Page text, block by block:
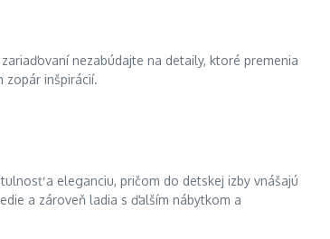
nezabúdajte na detaily, ktoré premenia
zopár inšpirácií.
a eleganciu, pričom do detskej izby vnášajú
a zároveň ladia s ďalším nábytkom a